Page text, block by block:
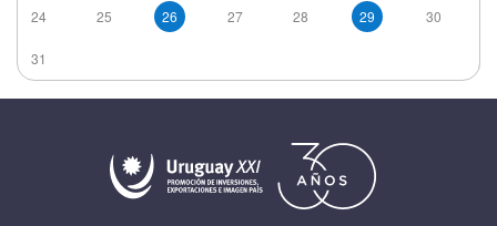
24 25 26 27 28 29 30
31